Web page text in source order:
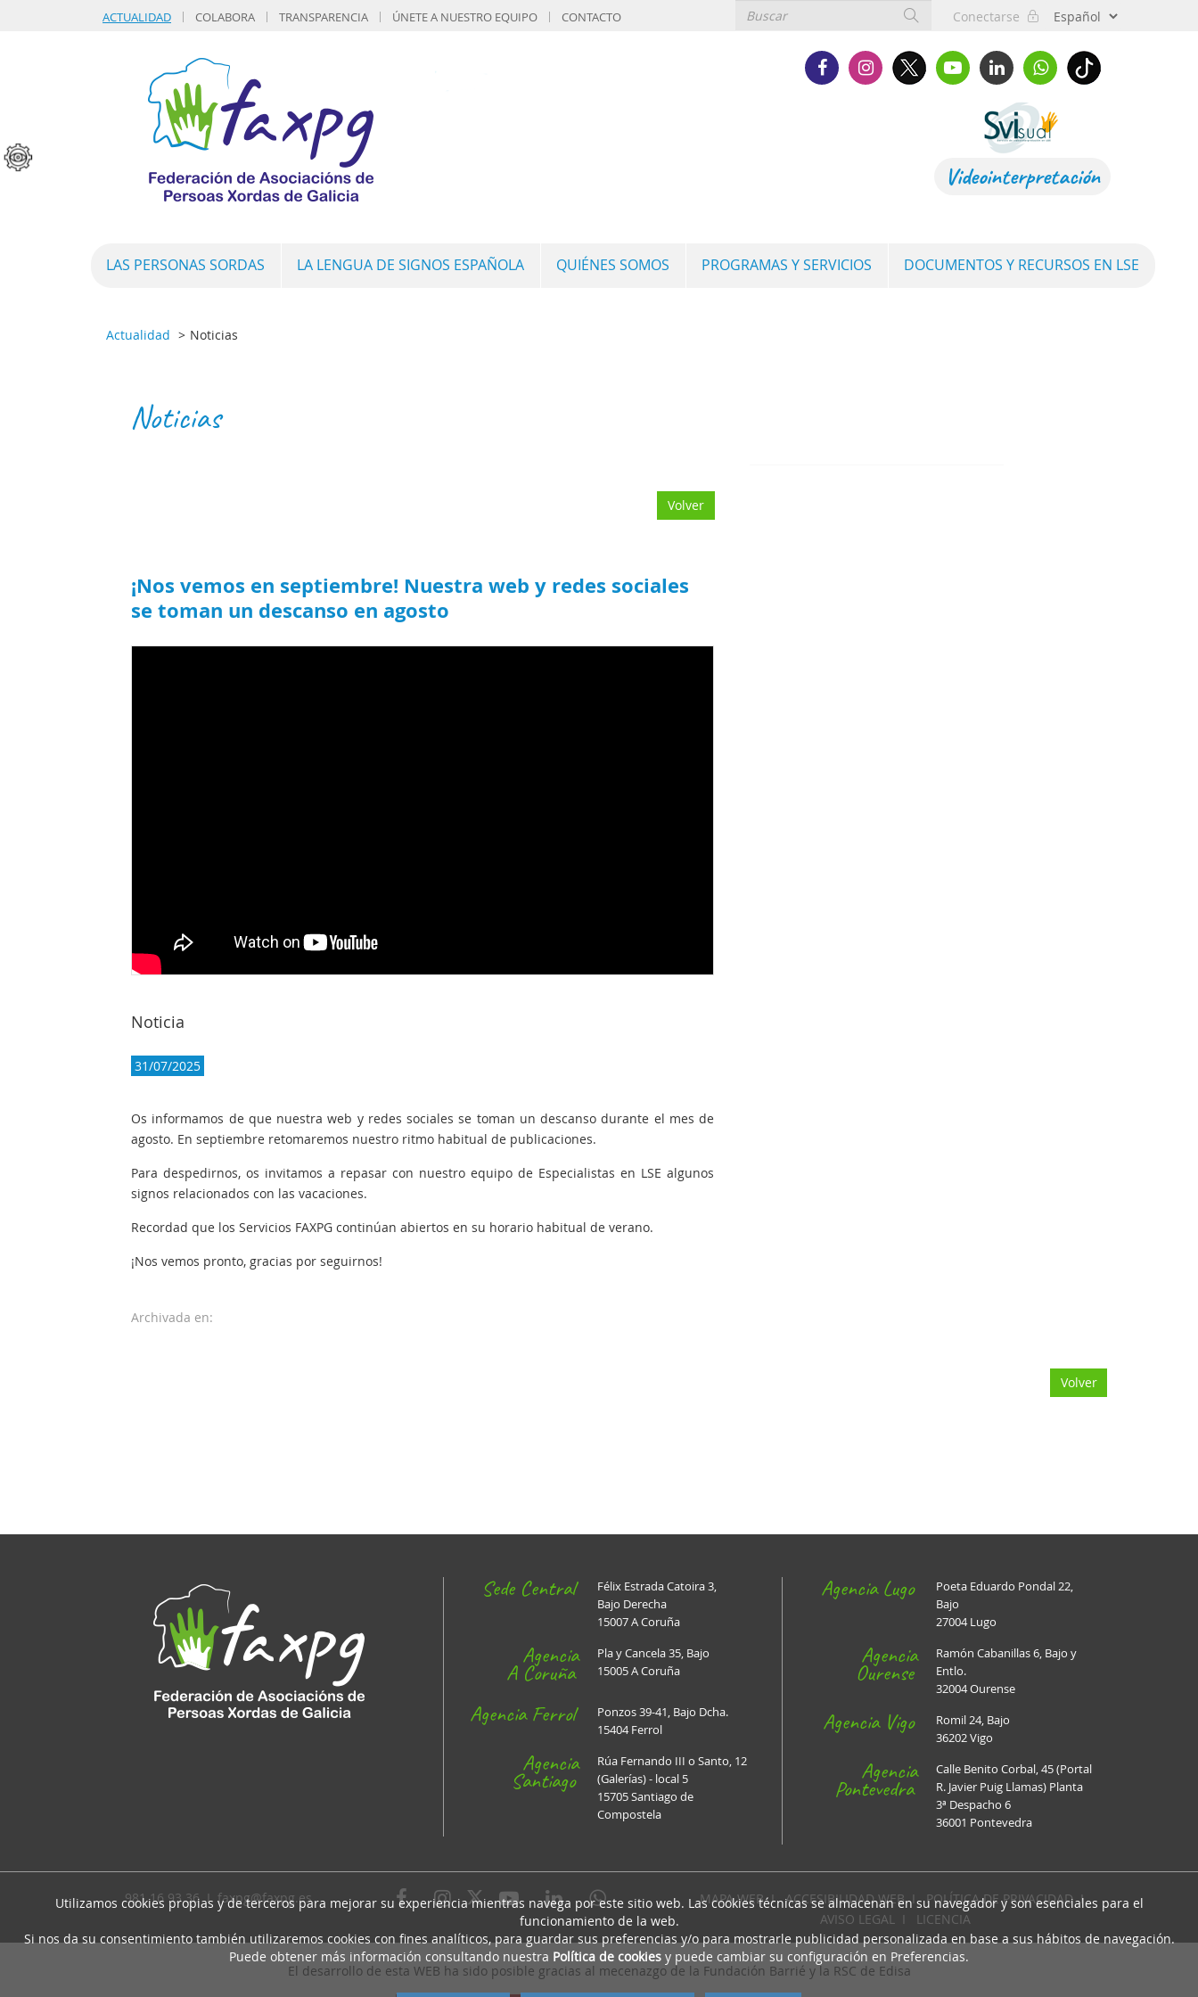
Conectarse
Videointerpretación
LAS PERSONAS SORDAS LA LENGUA DE SIGNOS ESPAÑOLA QUIÉNES SOMOS PROGRAMAS Y SERVICIOS DOCUMENTOS Y RECURSOS EN LSE
ACTUALIDAD COLABORA TRANSPARENCIA ÚNETE A NUESTRO EQUIPO CONTACTO
Actualidad Noticias
Noticias
Volver
¡Nos vemos en septiembre! Nuestra web y redes sociales
se toman un descanso en agosto
Noticia
31/07/2025
Os informamos de que nuestra web y redes sociales se toman un descanso durante el mes de
agosto. En septiembre retomaremos nuestro ritmo habitual de publicaciones.
Para despedirnos, os invitamos a repasar con nuestro equipo de Especialistas en LSE algunos
signos relacionados con las vacaciones.
Recordad que los Servicios FAXPG continúan abiertos en su horario habitual de verano.
¡Nos vemos pronto, gracias por seguirnos!
Archivada en:
Volver
Sede Central
Félix Estrada Catoira 3,
Bajo Derecha
15007 A Coruña
Agencia
A Coruña
Pla y Cancela 35, Bajo
15005 A Coruña
Agencia Ferrol
Ponzos 39-41, Bajo Dcha.
15404 Ferrol
Agencia
Santiago
Rúa Fernando III o Santo, 12
(Galerías) - local 5
15705 Santiago de
Compostela
Agencia Lugo
Poeta Eduardo Pondal 22,
Bajo
27004 Lugo
Agencia
Ourense
Ramón Cabanillas 6, Bajo y
Entlo.
32004 Ourense
Agencia Vigo
Romil 24, Bajo
36202 Vigo
Agencia
Pontevedra
Calle Benito Corbal, 45 (Portal
R. Javier Puig Llamas) Planta
3ª Despacho 6
36001 Pontevedra
981 16 93 36 I faxpg@faxpg.es MAPA WEBIACCESIBILIDAD WEBIPOLÍTICA DE PRIVACIDADI
AVISO LEGAL I LICENCIA
El desarrollo de esta WEB ha sido posible gracias al mecenazgo de la Fundación Barrié y la RSC de Edisa
Utilizamos cookies propias y de terceros para mejorar su experiencia mientras navega por este sitio web. Las cookies técnicas se almacenan en su navegador y son esenciales para el
funcionamiento de la web.
Si nos da su consentimiento también utilizaremos cookies con fines analíticos, para guardar sus preferencias y/o para mostrarle publicidad personalizada en base a sus hábitos de navegación.
Puede obtener más información consultando nuestra Política de cookies y puede cambiar su configuración en Preferencias.